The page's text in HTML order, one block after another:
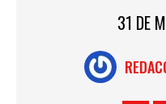
31 DE